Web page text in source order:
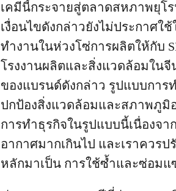
เคมีนี้กระจายสู่ตลาดสหภาพยุโ
เงื่อนไขดังกล่าวยังไม่ประกาศ
ทำงานในห่วงโซ่การผลิตให้กับ
โรงงานผลิตและสิ่งแวดล้อมใน
ของแบรนด์ดังกล่าว รูปแบบกา
ปกป้องสิ่งแวดล้อมและสภาพภูมิ
การทำธุรกิจในรูปแบบนี้เนื่องจ
อากาศมากเกินไป และเราควร
หลักมาเป็น การใช้ซ้ำและซ่อมแ